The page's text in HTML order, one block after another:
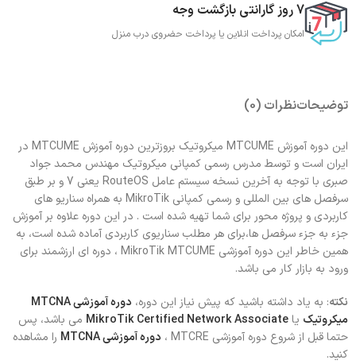
7 روز گارانتی بازگشت وجه
امکان پرداخت انلاین یا پرداخت حضروی درب منزل
توضیحاتنظرات (0)
این دوره آموزش MTCUME میکروتیک بروزترین دوره آموزش MTCUME در
ایران است و توسط مدرس رسمی کمپانی میکروتیک مهندس محمد جواد
صبری با توجه به آخرین نسخه سیستم عامل RouteOS یعنی 7 و بر طبق
سرفصل های بین المللی و رسمی کمپانی MikroTik به همراه سناریو های
کاربردی و پروژه محور برای شما تهیه شده است . در این دوره علاوه بر آموزش
جزء به جزء سرفصل ها،برای هر مطلب سناریوی کاربردی آماده شده است، به
همین خاطر این دوره آموزشی MikroTik MTCUME ، دوره ای ارزشمند برای
ورود به بازار کار می باشد.
نکته: به یاد داشته باشید که پیش نیاز این دوره،
دوره آموزشی MTCNA
میکروتیک یاMikroTik Certified Network Associate می باشد، پس
حتما قبل از شروع دوره آموزشی MTCRE ،
دوره آموزشی MTCNA
را مشاهده
کنید.